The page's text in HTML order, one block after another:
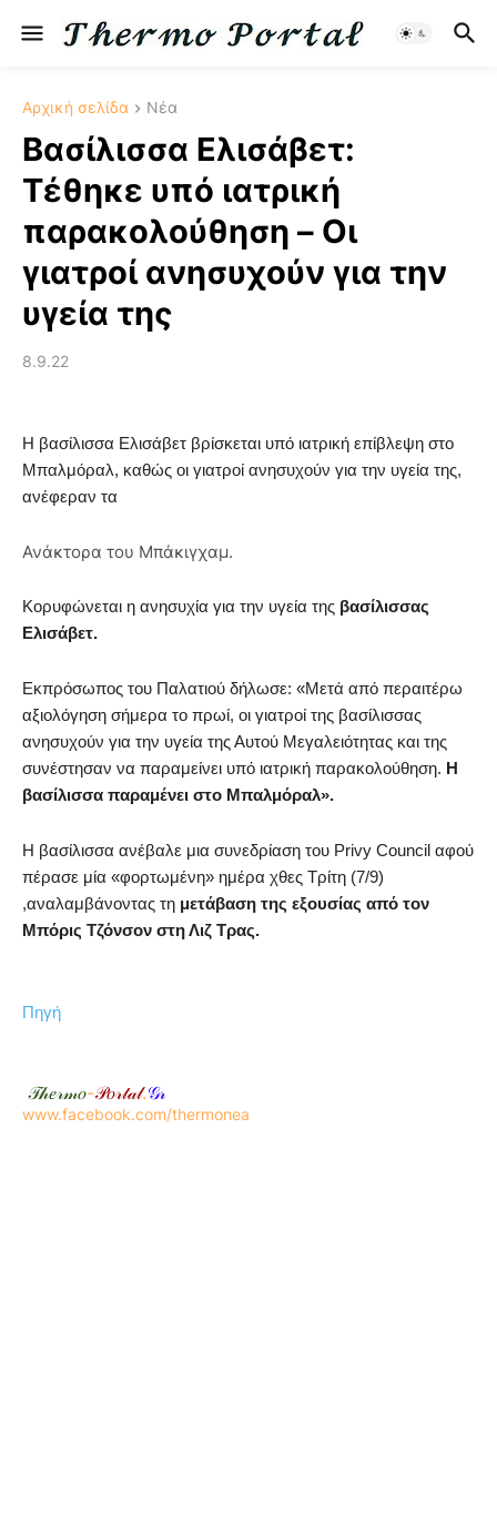
Αρχική σελίδα Νέα
Βασίλισσα Eλισάβετ:
Τέθηκε υπό ιατρική
παρακολούθηση – Οι
γιατροί ανησυχούν για την
υγεία της
8.9.22
Η βασίλισσα Ελισάβετ βρίσκεται υπό ιατρική επίβλεψη στο
Μπαλμόραλ, καθώς οι γιατροί ανησυχούν για την υγεία της,
ανέφεραν τα
Ανάκτορα του Μπάκιγχαμ.
Κορυφώνεται η ανησυχία για την υγεία της βασίλισσας
Ελισάβετ.
Εκπρόσωπος του Παλατιού δήλωσε: «Μετά από περαιτέρω
αξιολόγηση σήμερα το πρωί, οι γιατροί της βασίλισσας
ανησυχούν για την υγεία της Αυτού Μεγαλειότητας και της
συνέστησαν να παραμείνει υπό ιατρική παρακολούθηση. Η
βασίλισσα παραμένει στο Μπαλμόραλ».
Η βασίλισσα ανέβαλε μια συνεδρίαση του Privy Council αφού
πέρασε μία «φορτωμένη» ημέρα χθες Τρίτη (7/9)
,αναλαμβάνοντας τη μετάβαση της εξουσίας από τον
Μπόρις Τζόνσον στη Λιζ Τρας.
Πηγή
𝒯𝒽𝑒𝓇𝓂𝑜-𝒫𝑜𝓇𝓉𝒶𝓁.𝒢𝓇
www.facebook.com/thermonea